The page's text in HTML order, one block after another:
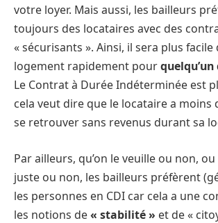
votre loyer. Mais aussi, les bailleurs
toujours des locataires avec des
« sécurisants ». Ainsi, il sera plus facile
logement rapidement pour
Le Contrat à Durée Indéterminée est
cela veut dire que le locataire a moins
se retrouver sans revenus durant sa
Par ailleurs, qu’on le veuille ou non,
juste ou non, les bailleurs préfèrent
les personnes en CDI car cela a une
les notions de« stabilité » et de «